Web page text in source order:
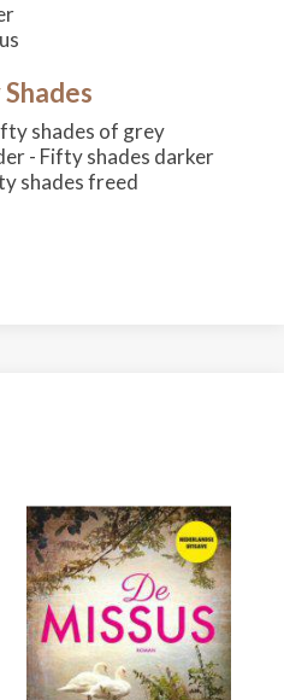
shades of grey
- Fifty shades darker
shades freed